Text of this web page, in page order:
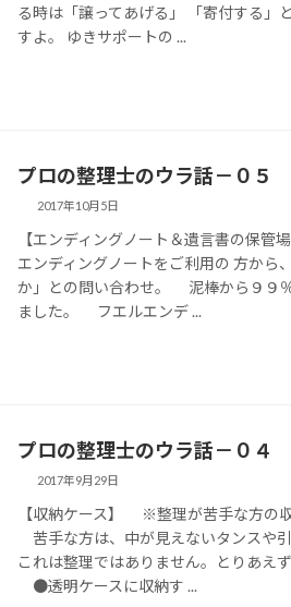
る時は「譲ってあげる」 「寄付する」
すよ。 ゆきサポートの ...
プロの整理士のウラ話－０５
2017年10月5日
【エンディングノート＆遺言書の保
エンディングノートをご利用の 方から
か」との問い合わせ。 泥棒から９９
ました。 フエルエンデ ...
プロの整理士のウラ話－０４
2017年9月29日
【収納ケース】 ※整理が苦手な方の
苦手な方は、中が見えないタンスや
これは整理ではありません。とりあえ
●透明ケースに収納す ...